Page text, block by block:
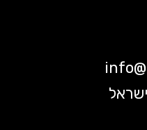
info@